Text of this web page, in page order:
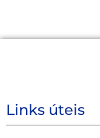
Links úteis